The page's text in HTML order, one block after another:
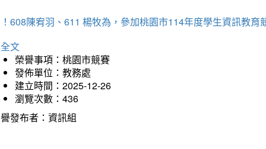
608陳宥羽、611 楊牧為，參加桃園市114年度學生資訊教育
文
榮譽事項：桃園市競賽
發佈單位：教務處
建立時間：2025-12-26
瀏覽次數：436
發布者：資訊組